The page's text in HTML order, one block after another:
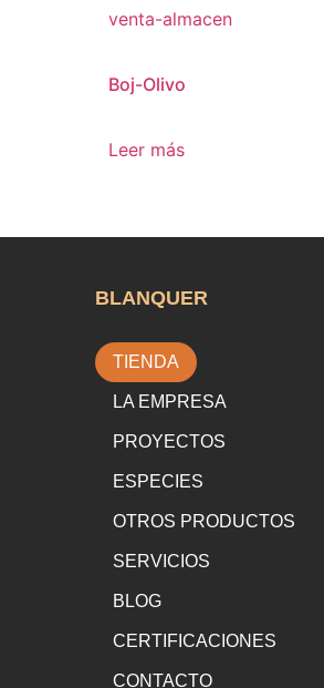
Boj-Olivo
Leer más
BLANQUER
TIENDA
LA EMPRESA
PROYECTOS
ESPECIES
OTROS PRODUCTOS
SERVICIOS
BLOG
CERTIFICACIONES
CONTACTO